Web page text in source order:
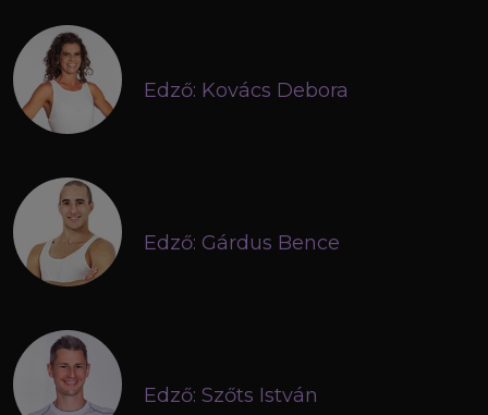
Edző: Kovács Debora
Edző: Gárdus Bence
Edző: Szőts István